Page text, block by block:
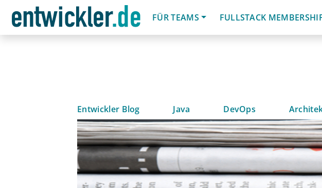
FÜR TEAMS
FULLSTACK
Entwickler Blog Java DevOps